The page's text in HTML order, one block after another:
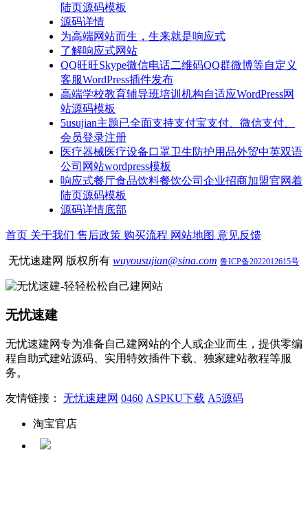
陆页源码模板
源码详情
为高端网站而生，生来就是响应式
了解响应式网站
QQ旺旺Skype微信电话二维码QQ群微博等自定义
客服WordPress插件发布
高端学校教育辅导班培训机构自适应WordPress网
站源码模板
5usujian主题已全面支持支付宝支付、微信支付、
会员登录注册
医疗器械医疗设备口罩卫生防护用品外贸中英双语
公司网站wordpress模板
响应式餐厅食品饮料餐饮公司企业招商加盟官网着
陆页源码模板
源码详情底部
首页 关于我们 售后政策 购买流程 网站地图 意见反馈
无忧速建网 版权所有 wuyousujian@sina.com 鲁ICP备2022012615号
无忧速建
无忧速建网专为准备自己建网站的个人或企业而生，提供零编
程自助式建站源码、实用特效插件下载、独家建站教程等服
务。
友情链接： 无忧速建网 0460 ASPKU下载 A5源码
淘宝官店